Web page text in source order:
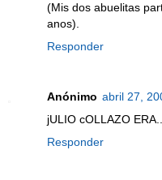
(Mis dos abuelitas
anos).
Responder
Anónimo abril 27,
jULIO cOLLAZO
Responder